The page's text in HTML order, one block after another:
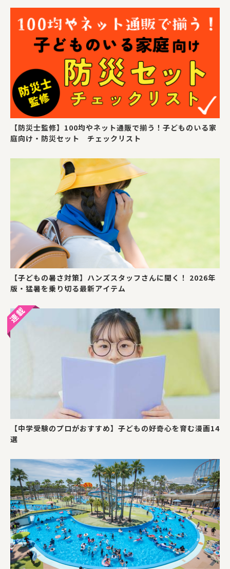
【防災士監修】100均やネット通販で揃う！子どものいる家
庭向け・防災セット チェックリスト
【子どもの暑さ対策】ハンズスタッフさんに聞く！ 2026年
版・猛暑を乗り切る最新アイテム
【中学受験のプロがおすすめ】子どもの好奇心を育む漫画14
選